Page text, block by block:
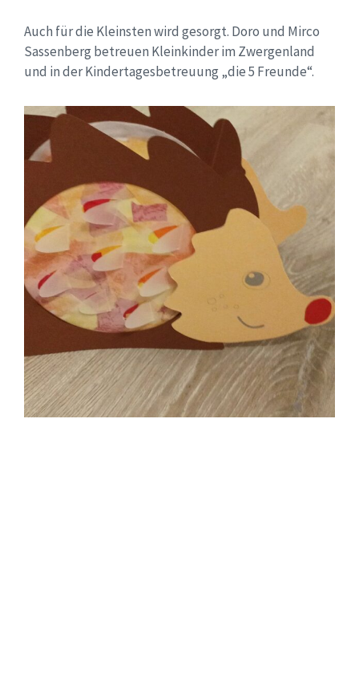
Auch für die Kleinsten wird gesorgt. Doro und Mirco
Sassenberg betreuen Kleinkinder im Zwergenland
und in der Kindertagesbetreuung „die 5 Freunde“.